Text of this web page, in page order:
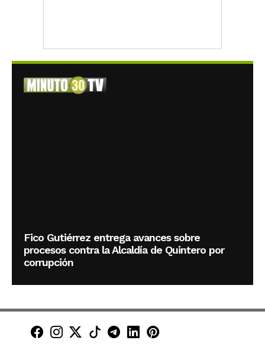
Fico Gutiérrez entrega avances sobre
procesos contra la Alcaldía de Quintero por
corrupción
Minuto30 en Facebook
Minuto30 en Instagram
Minuto30 en X (Twitter)
Minuto30 en TikTok
Canal de Minuto30 en
Minuto30 en LinkedIn
Minuto30 en